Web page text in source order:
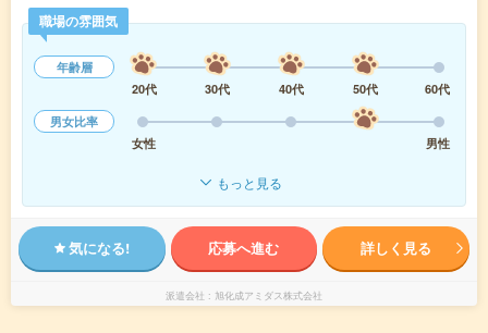
職場の雰囲気
年齢層
20代
30代 40代 50代
60代
男女比率
女性
男性
もっと見る
気になる! 応募へ進む 詳しく見る
派遣会社 旭化成アミダス株式会社